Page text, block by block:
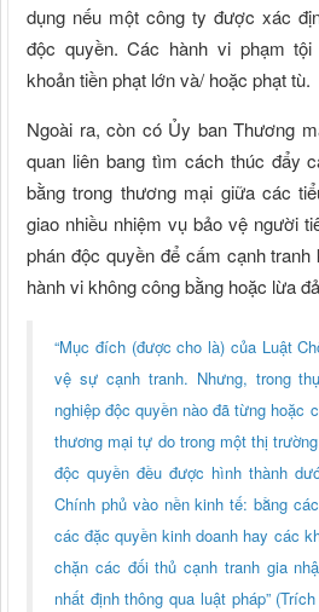
dụng nếu một công ty được xác
độc quyền. Các hành vi phạm
khoản tiền phạt lớn và/ hoặc phạt tù.
Ngoài ra, còn có Ủy ban Thương
quan liên bang tìm cách thúc đẩy
bằng trong thương mại giữa các
giao nhiều nhiệm vụ bảo vệ người
phán độc quyền để cấm cạnh
hành vi không công bằng hoặc lừa
“Mục đích (được cho là) của Luật
vệ sự cạnh tranh. Nhưng, trong
nghiệp độc quyền nào đã từng hoặc
thương mại tự do trong một thị
độc quyền đều được hình thành
Chính phủ vào nền kinh tế: bằng
các đặc quyền kinh doanh hay các
chặn các đối thủ cạnh tranh gia
nhất định thông qua luật pháp”